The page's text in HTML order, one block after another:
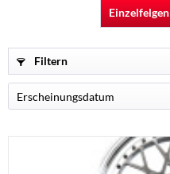
Einzelfelgen
Filtern